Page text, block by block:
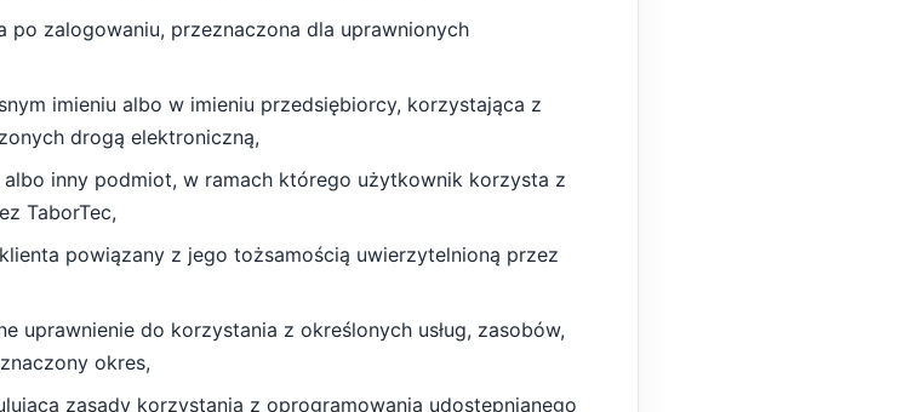
po zalogowaniu, przeznaczona dla uprawnionych
imieniu albo w imieniu przedsiębiorcy, korzystająca z
drogą elektroniczną,
inny podmiot, w ramach którego użytkownik korzysta z
TaborTec,
powiązany z jego tożsamością uwierzytelnioną przez
uprawnienie do korzystania z określonych usług, zasobów,
okres,
zasady korzystania z oprogramowania udostępnianego